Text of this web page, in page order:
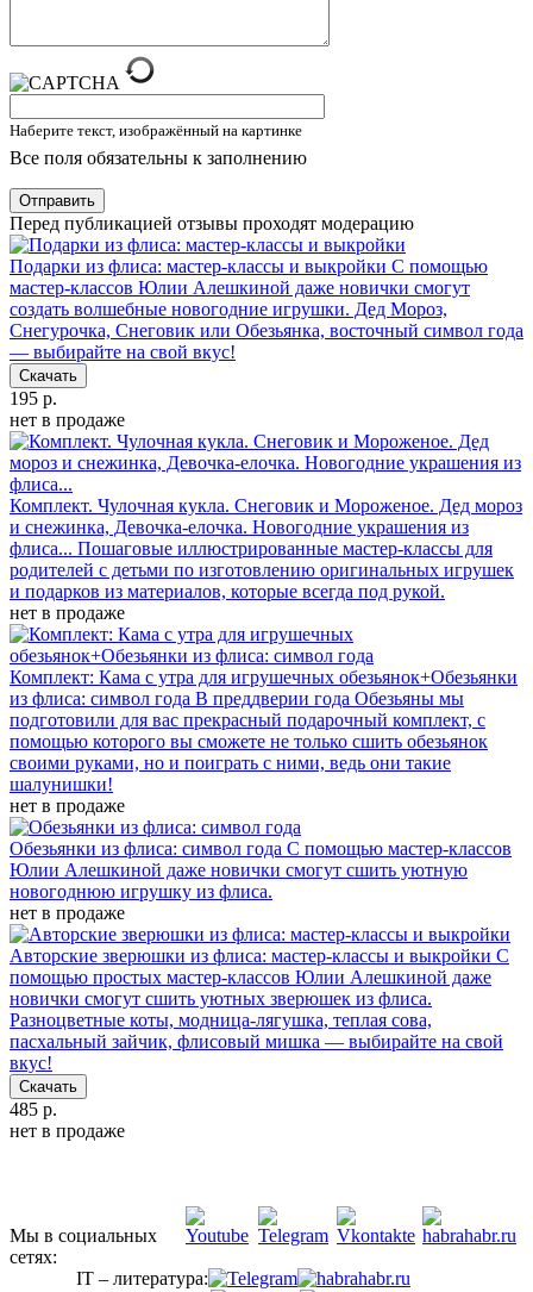
Наберите текст, изображённый на картинке
Все поля обязательны к заполнению
Отправить
Перед публикацией отзывы проходят модерацию
Подарки из флиса: мастер-классы и выкройки С помощью
мастер-классов Юлии Алешкиной даже новички смогут
создать волшебные новогодние игрушки. Дед Мороз,
Снегурочка, Снеговик или Обезьянка, восточный символ года
— выбирайте на свой вкус!
Скачать
195 р.
нет в продаже
Комплект. Чулочная кукла. Снеговик и Мороженое. Дед мороз
и снежинка, Девочка-елочка. Новогодние украшения из
флиса... Пошаговые иллюстрированные мастер-классы для
родителей с детьми по изготовлению оригинальных игрушек
и подарков из материалов, которые всегда под рукой.
нет в продаже
Комплект: Кама с утра для игрушечных обезьянок+Обезьянки
из флиса: символ года В преддверии года Обезьяны мы
подготовили для вас прекрасный подарочный комплект, с
помощью которого вы сможете не только сшить обезьянок
своими руками, но и поиграть с ними, ведь они такие
шалунишки!
нет в продаже
Обезьянки из флиса: символ года С помощью мастер-классов
Юлии Алешкиной даже новички смогут сшить уютную
новогоднюю игрушку из флиса.
нет в продаже
Авторские зверюшки из флиса: мастер-классы и выкройки С
помощью простых мастер-классов Юлии Алешкиной даже
новички смогут сшить уютных зверюшек из флиса.
Разноцветные коты, модница-лягушка, теплая сова,
пасхальный зайчик, флисовый мишка — выбирайте на свой
вкус!
Скачать
485 р.
нет в продаже
Мы в социальных
сетях:
IT – литература: